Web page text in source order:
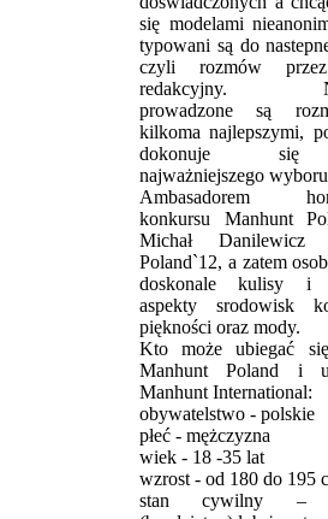
się modelami
typowani są do
czyli rozmów przez
redakcyjny.
prowadzone są
kilkoma najlepszymi,
dokonuje
najważniejszego
Ambasadorem
konkursu Manhunt
Michał Danilewicz
Poland`12, a zatem
doskonale kulisy i
aspekty srodowisk
piękności oraz mody.
Kto może ubiegać
Manhunt Poland i
Manhunt International:
obywatelstwo - polskie
płeć - mężczyzna
wiek - 18 -35 lat
wzrost - od 180 do 195
stan cywilny –